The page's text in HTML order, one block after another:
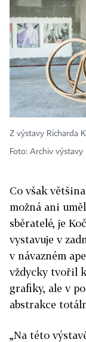
Z výstavy Richarda
Foto: Archiv výstavy
Co však
možná ani
sběratelé, je
vystavuje v
v návazném
vždycky tvořil
grafiky, ale v
abstrakce
„Na této